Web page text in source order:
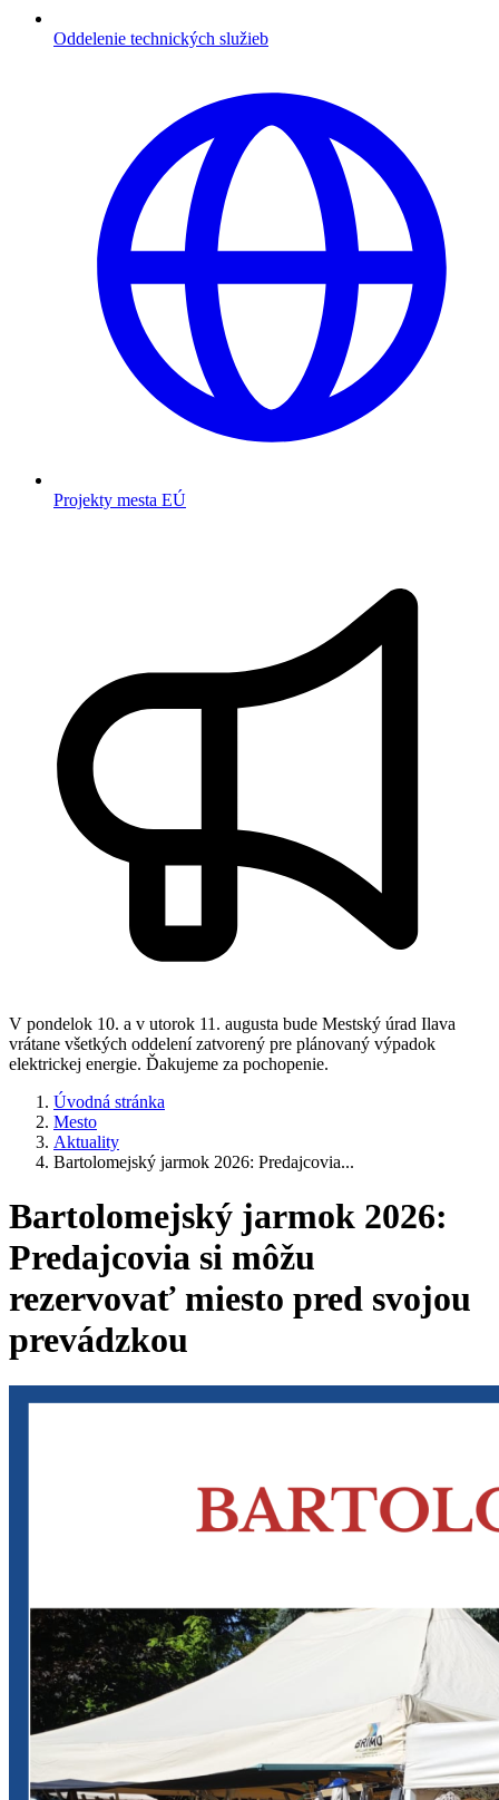
Oddelenie technických služieb
Projekty mesta EÚ
V pondelok 10. a v utorok 11. augusta bude Mestský úrad Ilava
vrátane všetkých oddelení zatvorený pre plánovaný výpadok
elektrickej energie. Ďakujeme za pochopenie.
Úvodná stránka
Mesto
Aktuality
Bartolomejský jarmok 2026: Predajcovia...
Bartolomejský jarmok 2026:
Predajcovia si môžu
rezervovať miesto pred svojou
prevádzkou